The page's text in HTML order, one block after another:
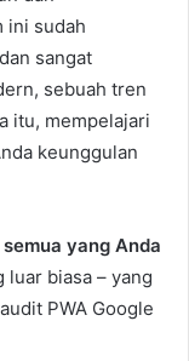
ini sudah
sangat
sebuah tren
itu, mempelajari
keunggulan
semua yang Anda
luar biasa – yang
PWA Google